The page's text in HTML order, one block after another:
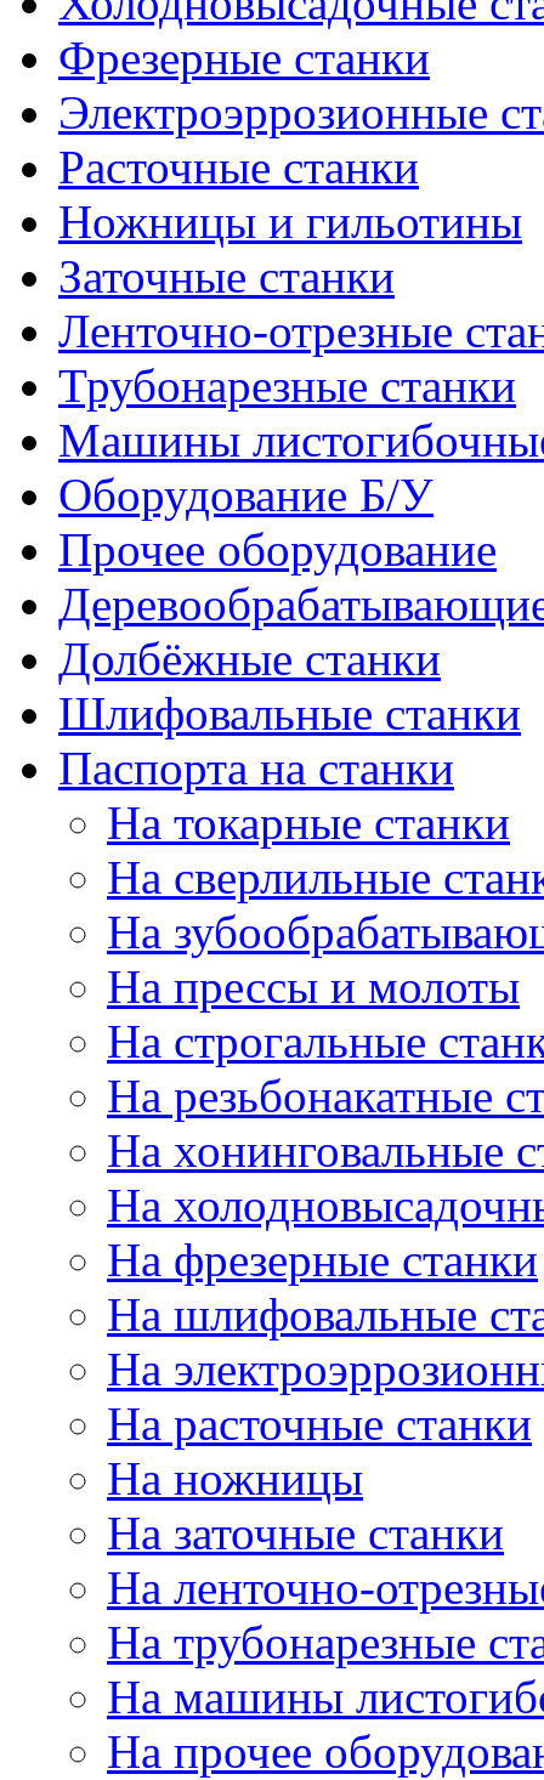
Фрезерные станки
Электроэррозионные
Расточные станки
Ножницы и гильотины
Заточные станки
Ленточно-отрезные
Трубонарезные станки
Машины
Оборудование Б/У
Прочее оборудование
Долбёжные станки
Шлифовальные станки
Паспорта на станки
На токарные станки
На сверлильные
На
На прессы и молоты
На строгальные
На резьбонакатные
На хонинговальные
На
На фрезерные станки
На шлифовальные
На
На расточные станки
На ножницы
На заточные станки
На ленточно-
На трубонарезные
На машины
На прочее